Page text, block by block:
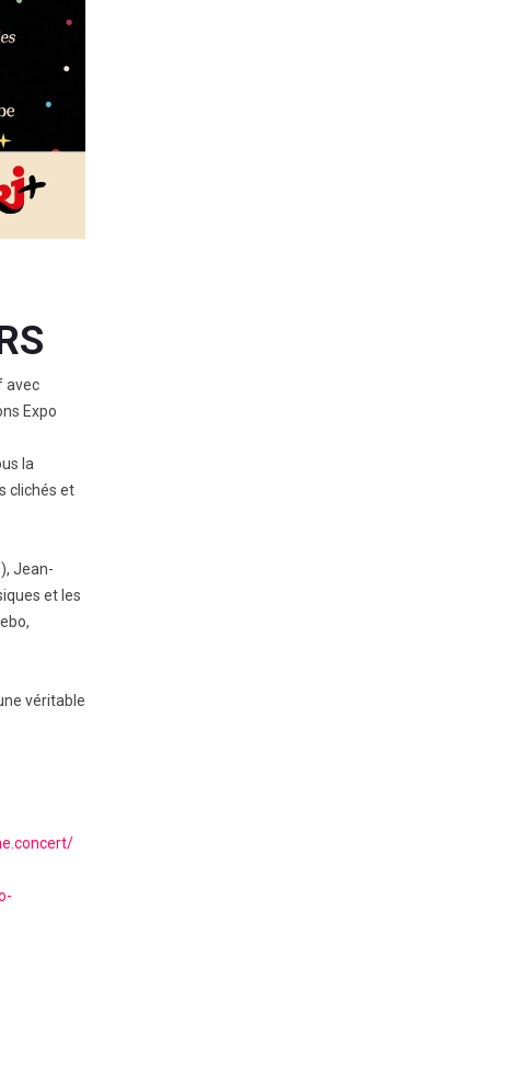
avec
Expo
la
clichés et
Jean-
et les
véritable